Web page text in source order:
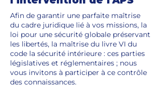
Afin de garantir une parfaite maîtrise
du cadre juridique lié à vos missions, la
loi pour une sécurité globale préservant
les libertés, la maîtrise du livre VI du
code la sécurité intérieure : ces parties
législatives et réglementaires ; nous
vous invitons à participer à ce contrôle
des connaissances.